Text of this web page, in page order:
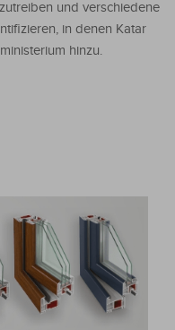
und verschiedene
in denen Katar
hinzu.